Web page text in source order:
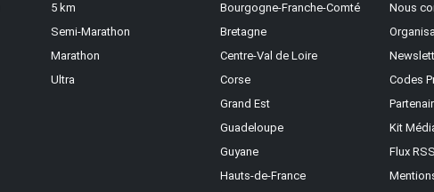
5 km
Semi-Marathon
Marathon
Ultra
Bourgogne-Franche-Comté
Bretagne
Centre-Val de Loire
Corse
Grand Est
Guadeloupe
Guyane
Hauts-de-France
Nous
Codes
Kit
Flux RSS